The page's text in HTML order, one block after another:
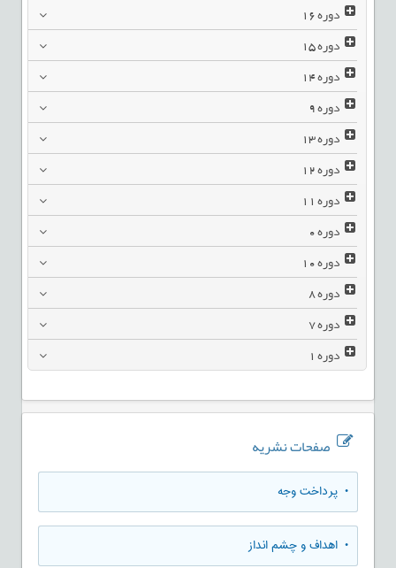
دوره16
دوره15
دوره14
دوره9
دوره13
دوره12
دوره11
دوره0
دوره10
دوره8
دوره7
دوره1
صفحات نشریه
• پرداخت وجه
• اهداف و چشم انداز